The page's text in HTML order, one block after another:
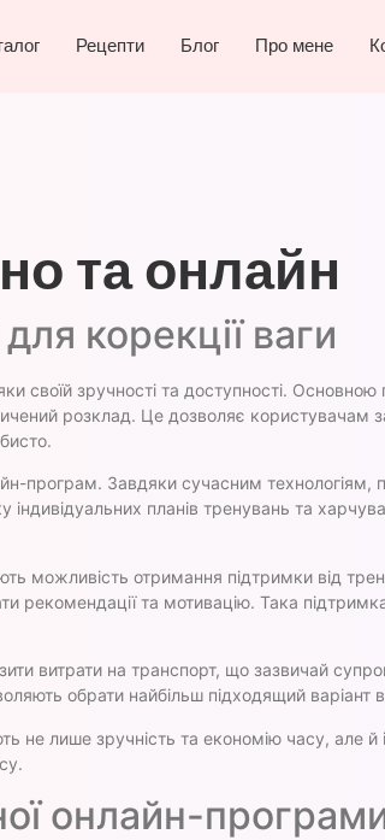
Рецепти Блог Про мене
та онлайн
корекції ваги
своїй зручності та доступності.
розклад. Це дозволяє користувачам
програм. Завдяки сучасним технологіям,
планів тренувань та
можливість отримання підтримки від
рекомендації та мотивацію. Така
витрати на транспорт, що зазвичай
обрати найбільш підходящий
лише зручність та економію часу, але й
онлайн-